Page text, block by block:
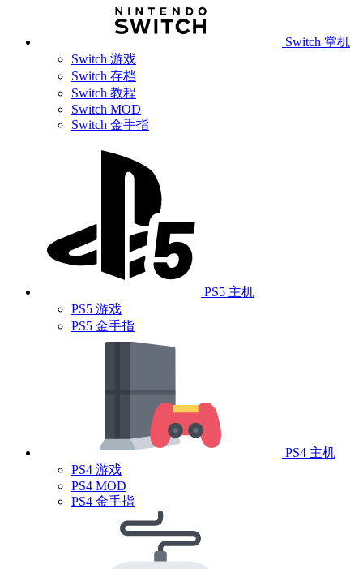
Switch 掌机
Switch 游戏
Switch 存档
Switch 教程
Switch MOD
Switch 金手指
PS5 主机
PS5 游戏
PS5 金手指
PS4 主机
PS4 游戏
PS4 MOD
PS4 金手指